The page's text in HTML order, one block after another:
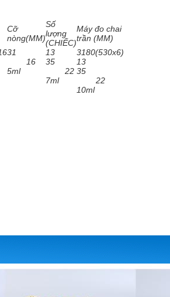
Cỡ
nòng(MM)
Số
lượng
(CHIẾC)
Máy đo chai
trần (MM)
31 13 3180(530x6)
16 35 13
5ml
22 35
7ml
22
10ml